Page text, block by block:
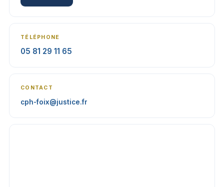
TÉLÉPHONE
05 81 29 11 65
CONTACT
cph-foix@justice.fr